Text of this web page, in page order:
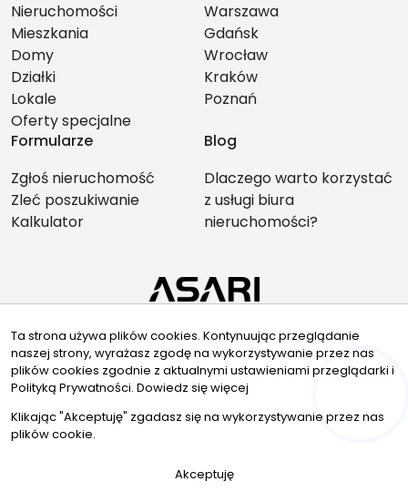
Nieruchomości
Mieszkania
Domy
Działki
Lokale
Oferty specjalne
Warszawa
Gdańsk
Wrocław
Kraków
Poznań
Formularze
Zgłoś nieruchomość
Zleć poszukiwanie
Kalkulator
Blog
Dlaczego warto korzystać
z usługi biura
nieruchomości?
Znajdziesz nas tu
© 2026 Wszystkie prawa zastrzeżone | Program dla biur
nieruchomości - asaricrm.com
Ta strona używa plików cookies. Kontynuując przeglądanie
naszej strony, wyrażasz zgodę na wykorzystywanie przez nas
plików cookies zgodnie z aktualnymi ustawieniami przeglądarki i
Polityką Prywatności. Dowiedz się więcej
Klikając "Akceptuję" zgadasz się na wykorzystywanie przez nas
plików cookie.
Akceptuję